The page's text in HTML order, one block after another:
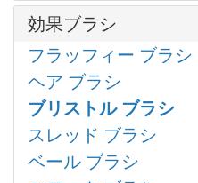
爆発効果
古い写真の復元
ハイパス
カメレオンブラシ
プラグインの導入方法
テクスチャブラシ
プログラムの環境設
ホットキー
色相環
アクション
ファイル情報
しきい値
ポスタリゼーション
白黒
グラデーション マップ
非彩色
カラー マッチ
色の置き換え
ブラシ ストローク
チャンネル ミキサー
画像結合
ディスト―ション
ドロップシャドウ
グラマー効果
Points
SmartMask
色範囲
エッジの微調整
選択範囲の修正
選択コマンド
再カラーブラシ
テクスチャブラシ
消しゴム
履歴ブラシ
塗りつぶし
グラデーションでの
クローンスタンプ
赤目除去
歯のホワイトニング
手前に変形
奥に変形
膨張変形
しわ変形
ねじり変形
変形再構成
効果ブラシ
フラッフィー ブラシ
ヘア ブラシ
ブリストル ブラシ
スレッド ブラシ
ベール ブラシ